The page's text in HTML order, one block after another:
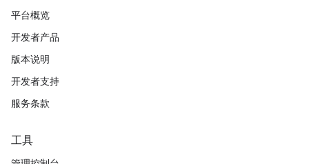
平台概览
开发者产品
版本说明
开发者支持
服务条款
工具